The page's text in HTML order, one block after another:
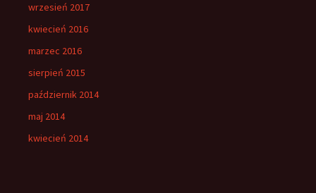
wrzesień 2017
kwiecień 2016
marzec 2016
sierpień 2015
październik 2014
maj 2014
kwiecień 2014